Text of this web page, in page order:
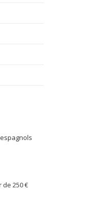
250 €